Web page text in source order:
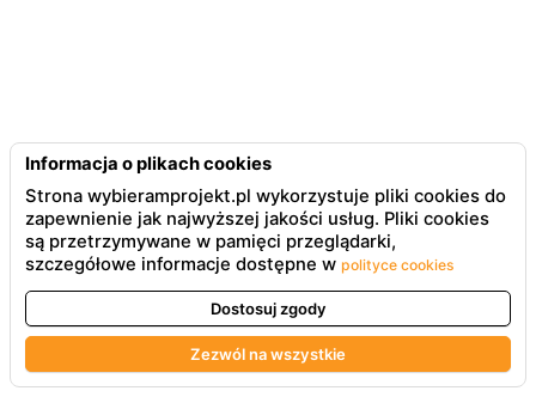
Informacja o plikach cookies
Strona wybieramprojekt.pl wykorzystuje pliki cookies do
zapewnienie jak najwyższej jakości usług. Pliki cookies
są przetrzymywane w pamięci przeglądarki,
szczegółowe informacje dostępne w polityce cookies
Dostosuj zgody
Zezwól na wszystkie